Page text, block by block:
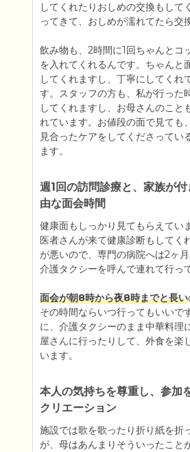
してくれたりおしめの交換もして
ってきて、おしめが濡れてたら交
飲み物も、2時間に1回ちゃんとコ
を入れてくれるんです。ちゃんと
してくれますし、丁寧にしてくれ
す。スタッフの方も、私が行った
してくれますし、お母さんのこと
れています。お値段の面で見ても
見合ったケアをしてくださってい
ます。
週1回の訪問診療と、家族が
由な面会時間
健康面もしっかり見てもらえてい
医者さんが来て健康診断もしてく
が悪いので、専門の病院へは2ヶ
介護タクシーを呼んで連れて行っ
面会が朝8時から夜8時までと長い
その時間ならいつ行ってもいいで
に、介護タクシーのまま中華料理
屋さんに行ったりして、外食を楽
います。
本人の気持ちを尊重し、参加
クリエーション
施設では歌を歌ったり折り紙を折
が、母はあんまりそういったこと